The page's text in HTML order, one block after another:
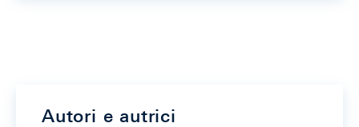
Autori e autrici